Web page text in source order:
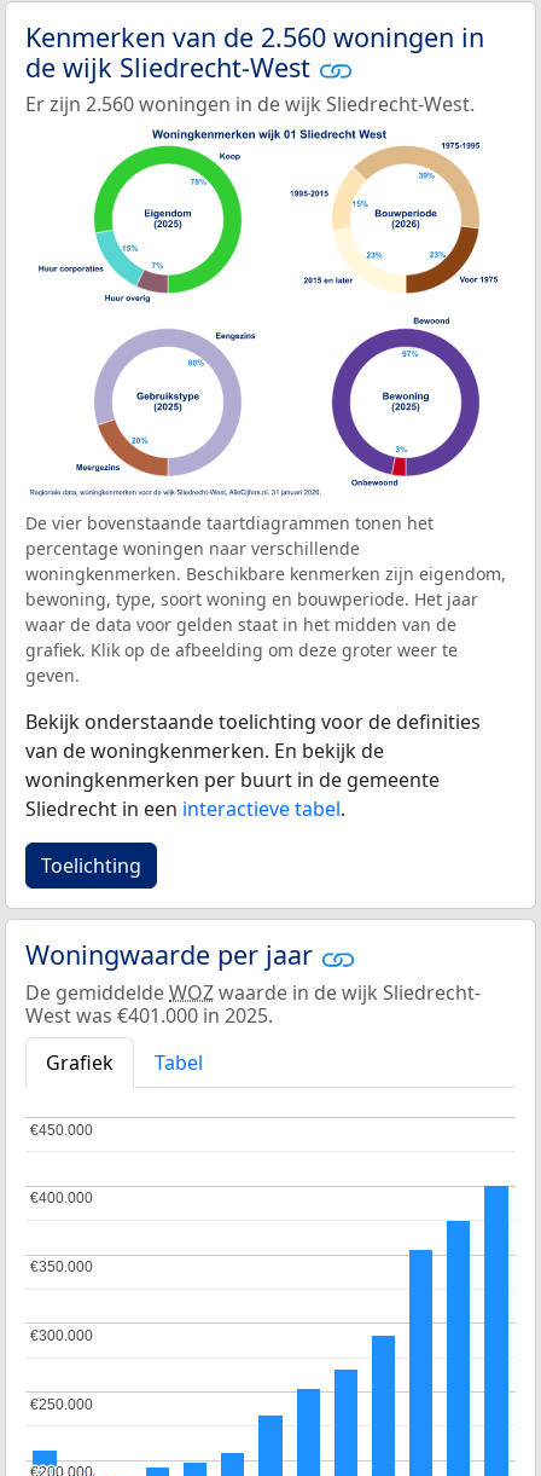
Kenmerken van de 2.560 woningen in
de wijk Sliedrecht-West
Er zijn 2.560 woningen in de wijk Sliedrecht-West.
De vier bovenstaande taartdiagrammen tonen het
percentage woningen naar verschillende
woningkenmerken. Beschikbare kenmerken zijn eigendom,
bewoning, type, soort woning en bouwperiode. Het jaar
waar de data voor gelden staat in het midden van de
grafiek. Klik op de afbeelding om deze groter weer te
geven.
Bekijk onderstaande toelichting voor de definities
van de woningkenmerken. En bekijk de
woningkenmerken per buurt in de gemeente
Sliedrecht in een interactieve tabel.
Toelichting
Woningwaarde per jaar
De gemiddeldeWOZwaarde in de wijk Sliedrecht-
West was €401.000 in 2025.
Grafiek
Tabel
€200.000
€200.000
€250.000
€250.000
€300.000
€300.000
€350.000
€350.000
€400.000
€400.000
€450.000
€450.000